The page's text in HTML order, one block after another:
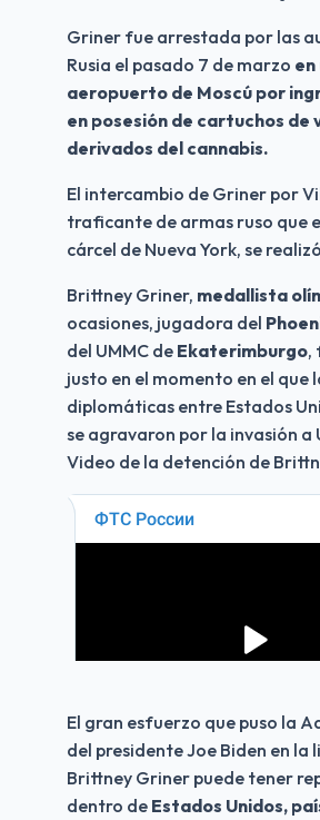
Griner fue arrestada por las
Rusia el pasado 7 de marzo en
aeropuerto de Moscú por
en posesión de cartuchos de
derivados del cannabis.
El intercambio de Griner por
traficante de armas ruso que
cárcel de Nueva York, se
Brittney Griner, medallista
ocasiones, jugadora del
del UMMC de Ekaterimburgo,
justo en el momento en el que
diplomáticas entre Estados
se agravaron por la invasión a
Video de la detención de
El gran esfuerzo que puso la
del presidente Joe Biden en la
Brittney Griner puede tener
dentro de Estados Unidos,